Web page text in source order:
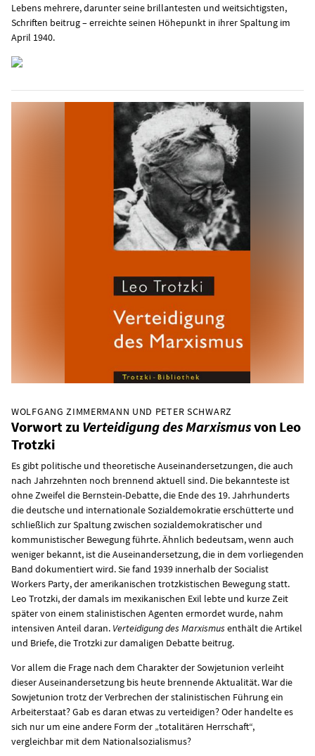
Lebens mehrere, darunter seine brillantesten und weitsichtigsten,
Schriften beitrug – erreichte seinen Höhepunkt in ihrer Spaltung im
April 1940.
WOLFGANG ZIMMERMANN UND PETER SCHWARZ
Vorwort zu Verteidigung des Marxismusvon Leo
Trotzki
Es gibt politische und theoretische Auseinandersetzungen, die auch
nach Jahrzehnten noch brennend aktuell sind. Die bekannteste ist
ohne Zweifel die Bernstein-Debatte, die Ende des 19. Jahrhunderts
die deutsche und internationale Sozialdemokratie erschütterte und
schließlich zur Spaltung zwischen sozialdemokratischer und
kommunistischer Bewegung führte. Ähnlich bedeutsam, wenn auch
weniger bekannt, ist die Auseinandersetzung, die in dem vorliegenden
Band dokumentiert wird. Sie fand 1939 innerhalb der Socialist
Workers Party, der amerikanischen trotzkistischen Bewegung statt.
Leo Trotzki, der damals im mexikanischen Exil lebte und kurze Zeit
später von einem stalinistischen Agenten ermordet wurde, nahm
intensiven Anteil daran. Verteidigung des Marxismus enthält die Artikel
und Briefe, die Trotzki zur damaligen Debatte beitrug.
Vor allem die Frage nach dem Charakter der Sowjetunion verleiht
dieser Auseinandersetzung bis heute brennende Aktualität. War die
Sowjetunion trotz der Verbrechen der stalinistischen Führung ein
Arbeiterstaat? Gab es daran etwas zu verteidigen? Oder handelte es
sich nur um eine andere Form der „totalitären Herrschaft“,
vergleichbar mit dem Nationalsozialismus?